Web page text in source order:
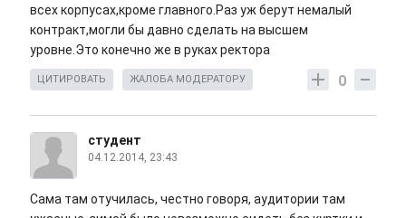
всех корпусах,кроме главного.Раз уж берут немалый
контракт,могли бы давно сделать на высшем
уровне.Это конечно же в руках ректора
0
ЦИТИРОВАТЬ ЖАЛОБА МОДЕРАТОРУ
студент
04.12.2014, 23:43
Сама там отучилась, честно говоря, аудитории там